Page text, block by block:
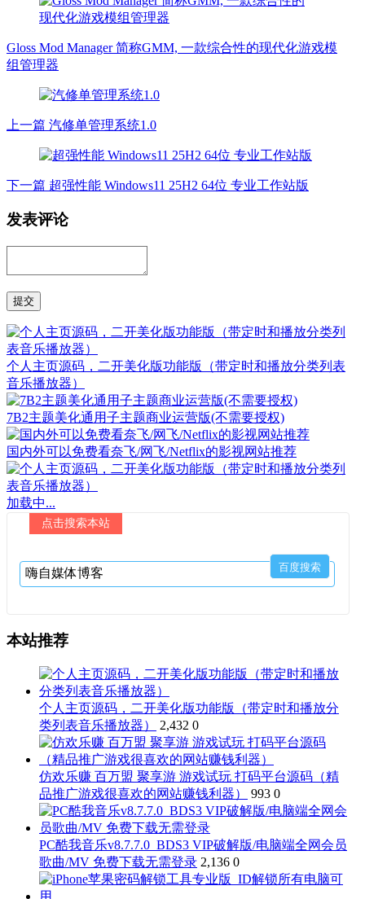
Gloss Mod Manager 简称GMM, 一款综合性的现代化游戏模
组管理器
上一篇 汽修单管理系统1.0
下一篇 超强性能 Windows11 25H2 64位 专业工作站版
发表评论
个人主页源码，二开美化版功能版（带定时和播放分类列表
音乐播放器）
7B2主题美化通用子主题商业运营版(不需要授权)
国内外可以免费看奈飞/网飞/Netflix的影视网站推荐
加载中...
点击搜索本站
本站推荐
个人主页源码，二开美化版功能版（带定时和播放分
类列表音乐播放器）
2,432 0
仿欢乐赚 百万盟 聚享游 游戏试玩 打码平台源码（精
品推广游戏很喜欢的网站赚钱利器）
993 0
PC酷我音乐v8.7.7.0_BDS3 VIP破解版/电脑端全网会员
歌曲/MV 免费下载无需登录 2,136 0